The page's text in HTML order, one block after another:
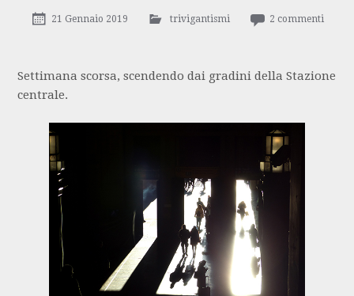
21 Gennaio 2019 trivigantismi 2 commenti
Settimana scorsa, scendendo dai gradini della Stazione
centrale.